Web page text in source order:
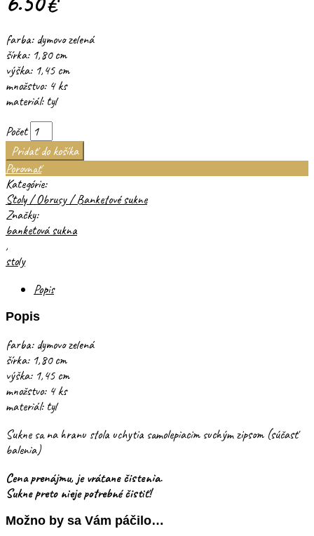
farba: dymovo zelená
šírka: 1,80 cm
výška: 1,45 cm
množstvo: 4 ks
materiál: tyl
Počet
Pridať do košíka
Porovnať
Kategórie:
Stoly / Obrusy / Banketové sukne
Značky:
banketová sukna
,
stoly
Popis
Popis
farba: dymovo zelená
šírka: 1,80 cm
výška: 1,45 cm
množstvo: 4 ks
materiál: tyl
Sukne sa na hranu stola uchytia samolepiacim suchým zipsom (súčasť
balenia)
Cena prenájmu, je vrátane čistenia.
Sukne preto nieje potrebné čistiť!
Možno by sa Vám páčilo…